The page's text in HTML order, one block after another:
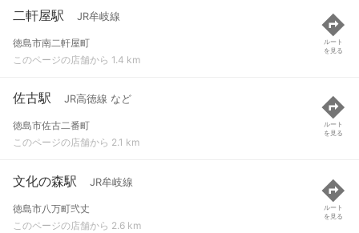
二軒屋駅 JR牟岐線
徳島市南二軒屋町
このページの店舗から 1.4 km
ルート
を見る
佐古駅 JR高徳線 など
徳島市佐古二番町
このページの店舗から 2.1 km
ルート
を見る
文化の森駅 JR牟岐線
徳島市八万町弐丈
このページの店舗から 2.6 km
ルート
を見る